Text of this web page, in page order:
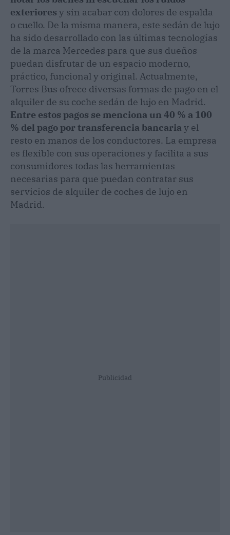
exteriores y sin acabar con dolores de espalda
o cuello. De la misma manera, este sedán de lujo
ha sido desarrollado con las últimas tecnologías
de la marca Mercedes para que sus dueños
puedan disfrutar de un espacio moderno,
práctico, funcional y original. Actualmente,
Torres Bus ofrece diversas formas de pago en el
alquiler de su coche sedán de lujo en Madrid.
Entre estos pagos se menciona un 40 % a 100
% del pago por transferencia bancaria y el
resto en manos de los conductores. La empresa
es flexible con sus operaciones y facilita a sus
consumidores todas las herramientas
necesarias para que puedan contratar sus
servicios de alquiler de coches de lujo en
Madrid.
Publicidad